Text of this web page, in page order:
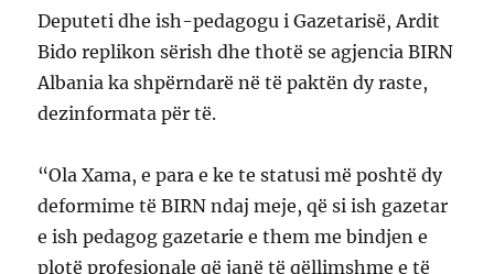
Deputeti dhe ish-pedagogu i Gazetarisë, Ardit
Bido replikon sërish dhe thotë se agjencia BIRN
Albania ka shpërndarë në të paktën dy raste,
dezinformata për të.
“Ola Xama, e para e ke te statusi më poshtë dy
deformime të BIRN ndaj meje, që si ish gazetar
e ish pedagog gazetarie e them me bindjen e
plotë profesionale që janë të qëllimshme e të